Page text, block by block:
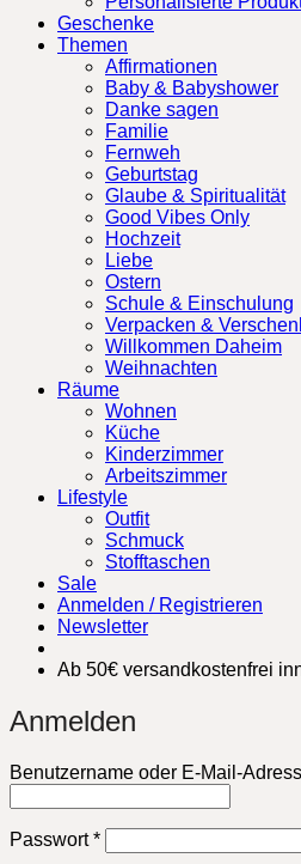
Geschenke
Themen
Affirmationen
Baby & Babyshower
Danke sagen
Familie
Fernweh
Geburtstag
Glaube & Spiritualität
Good Vibes Only
Hochzeit
Liebe
Ostern
Schule & Einschulung
Verpacken &
Willkommen Daheim
Weihnachten
Räume
Wohnen
Küche
Kinderzimmer
Arbeitszimmer
Lifestyle
Outfit
Schmuck
Stofftaschen
Sale
Anmelden / Registrieren
Newsletter
Ab 50€ versandkostenfrei
Anmelden
Benutzername oder E-Mail-
Passwort*Erforderlich